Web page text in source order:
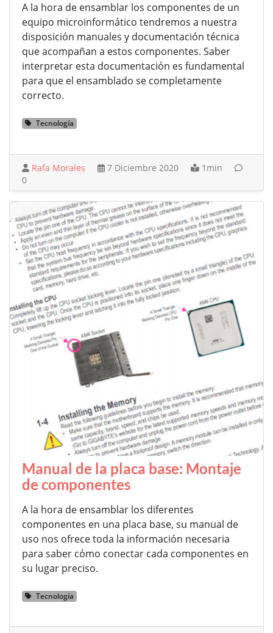
A la hora de ensamblar los componentes de un
equipo microinformático tendremos a nuestra
disposición manuales y documentación técnica
que acompañan a estos componentes. Saber
interpretar esta documentación es fundamental
para que el ensamblado se completamente
correcto.
Tecnología
Rafa Morales 7 Diciembre 2020
1min
0
Manual de la placa base: Montaje
de componentes
A la hora de ensamblar los diferentes
componentes en una placa base, su manual de
uso nos ofrece toda la información necesaria
para saber cómo conectar cada componentes en
su lugar preciso.
Tecnología